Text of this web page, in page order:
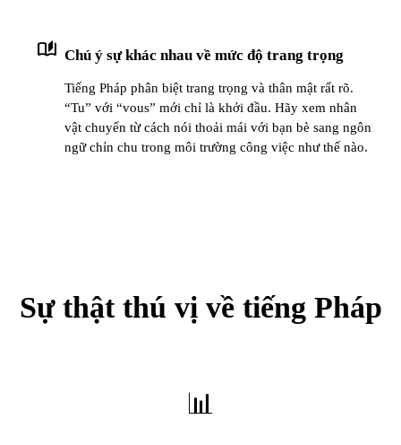
auto_stories Chú ý sự khác nhau về mức độ trang trọng
Tiếng Pháp phân biệt trang trọng và thân mật rất rõ.
“Tu” với “vous” mới chỉ là khởi đầu. Hãy xem nhân
vật chuyển từ cách nói thoải mái với bạn bè sang ngôn
ngữ chỉn chu trong môi trường công việc như thế nào.
Sự thật thú vị về tiếng Pháp
📊